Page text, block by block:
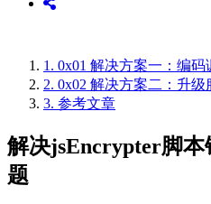
1. 0x01 解决方案一：编码
2. 0x02 解决方案二：升级
3. 参考文章
解决jsEncrypter脚本
题